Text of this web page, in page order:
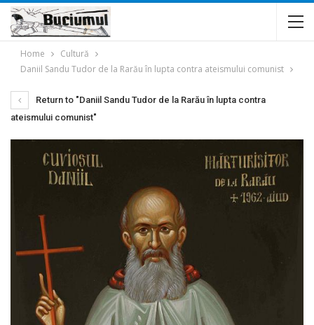
Home
Cultură
Daniil Sandu Tudor de la Rarău în lupta contra ateismului comunist
Return to "Daniil Sandu Tudor de la Rarău în lupta contra
ateismului comunist"